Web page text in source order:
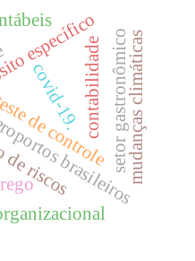
covid-19.
brasileiros
de controle
riscos setor gastronômico
contabilidade mudanças climáticas